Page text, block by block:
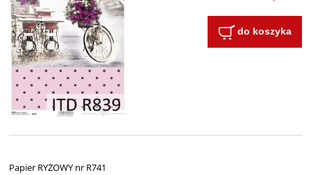
do koszyka
Papier RYŻOWY nr R741